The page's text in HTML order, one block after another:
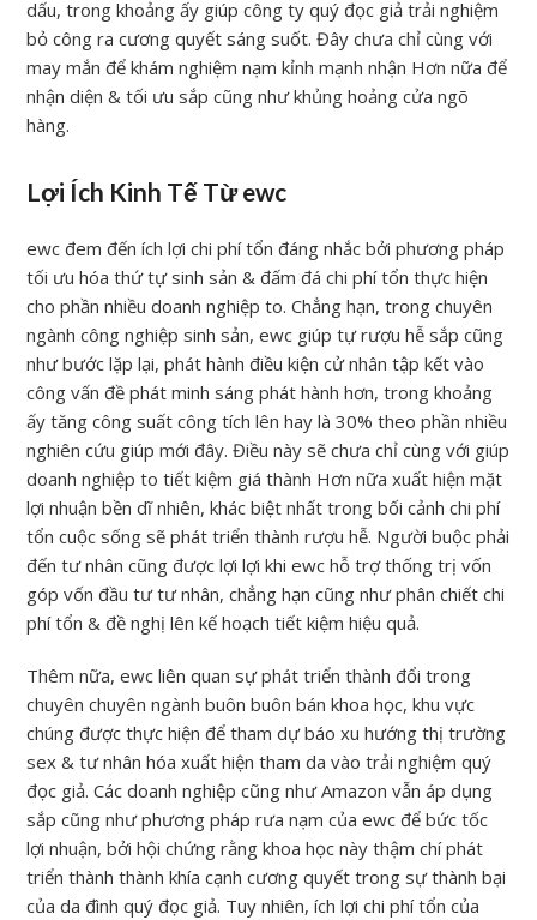
dấu, trong khoảng ấy giúp công ty quý đọc giả trải nghiệm
bỏ công ra cương quyết sáng suốt. Đây chưa chỉ cùng với
may mắn để khám nghiệm nạm kỉnh mạnh nhận Hơn nữa để
nhận diện & tối ưu sắp cũng như khủng hoảng cửa ngõ
hàng.
Lợi Ích Kinh Tế Từ ewc
ewc đem đến ích lợi chi phí tổn đáng nhắc bởi phương pháp
tối ưu hóa thứ tự sinh sản & đấm đá chi phí tổn thực hiện
cho phần nhiều doanh nghiệp to. Chẳng hạn, trong chuyên
ngành công nghiệp sinh sản, ewc giúp tự rượu hễ sắp cũng
như bước lặp lại, phát hành điều kiện cử nhân tập kết vào
công vấn đề phát minh sáng phát hành hơn, trong khoảng
ấy tăng công suất công tích lên hay là 30% theo phần nhiều
nghiên cứu giúp mới đây. Điều này sẽ chưa chỉ cùng với giúp
doanh nghiệp to tiết kiệm giá thành Hơn nữa xuất hiện mặt
lợi nhuận bền dĩ nhiên, khác biệt nhất trong bối cảnh chi phí
tổn cuộc sống sẽ phát triển thành rượu hễ. Người buộc phải
đến tư nhân cũng được lợi lợi khi ewc hỗ trợ thống trị vốn
góp vốn đầu tư tư nhân, chẳng hạn cũng như phân chiết chi
phí tổn & đề nghị lên kế hoạch tiết kiệm hiệu quả.
Thêm nữa, ewc liên quan sự phát triển thành đổi trong
chuyên chuyên ngành buôn buôn bán khoa học, khu vực
chúng được thực hiện để tham dự báo xu hướng thị trường
sex & tư nhân hóa xuất hiện tham da vào trải nghiệm quý
đọc giả. Các doanh nghiệp cũng như Amazon vẫn áp dụng
sắp cũng như phương pháp rưa nạm của ewc để bức tốc
lợi nhuận, bởi hội chứng rằng khoa học này thậm chí phát
triển thành thành khía cạnh cương quyết trong sự thành bại
của da đình quý đọc giả. Tuy nhiên, ích lợi chi phí tổn của